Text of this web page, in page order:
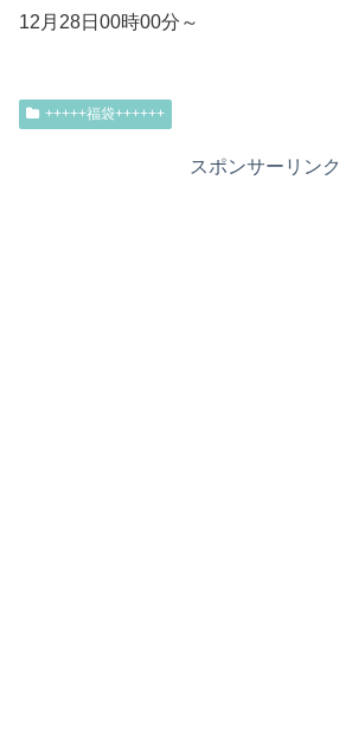
12月28日00時00分～
+++++福袋++++++
スポンサーリンク